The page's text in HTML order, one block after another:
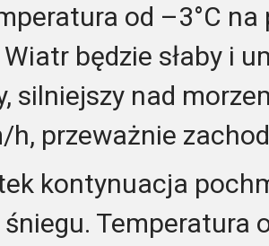
od –3°C na
będzie słaby i
silniejszy nad
h, przeważnie
kontynuacja
Temperatura